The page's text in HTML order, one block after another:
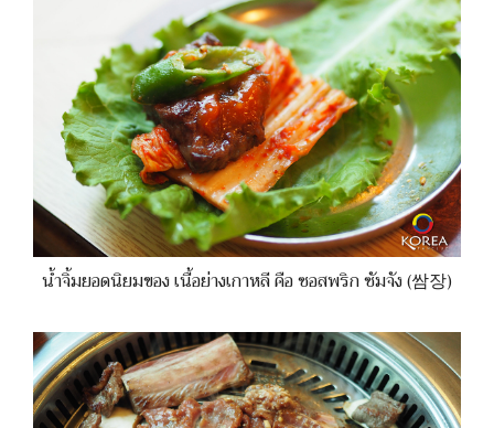
น้ำจิ้มยอดนิยมของ เนื้อย่างเกาหลี คือ ซอสพริก ซัมจัง (쌈장)